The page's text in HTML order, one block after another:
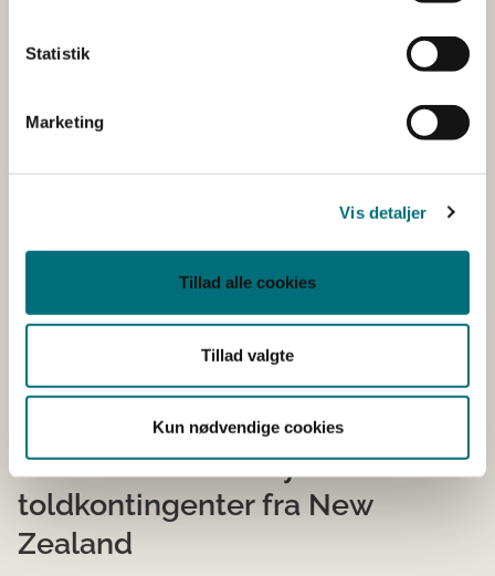
Statistik
Marketing
Vis detaljer
Tillad alle cookies
Tillad valgte
Kun nødvendige cookies
toldsats på 20 % i 2024, der over perioden til 2031
er mængden 3 333,333 ton stigende til 15 000 ton i
2031.
555,333 ton stigende til 25 000 ton i 2031.
sammen med licensansøgning fremlægger en
nyetableret original erklæring om berettigelse, samt en
kopi heraf, udstedt af myndighederne i New Zealand,
som bekræfter at varen lever op til kravene for eksport
under kontingentet til EU.
Læs mere om de nye
toldkontingenter fra New
Zealand